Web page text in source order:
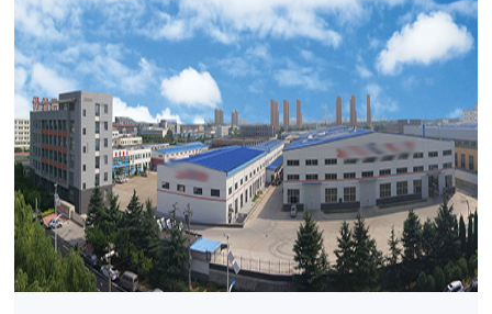
兰
管
道
配
件
专
业
制
造